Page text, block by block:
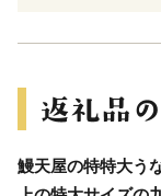
鰻天屋の特特大う